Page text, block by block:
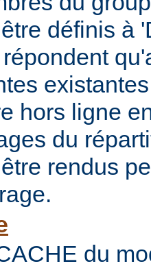
définis à
hors ligne
du
rendus
du